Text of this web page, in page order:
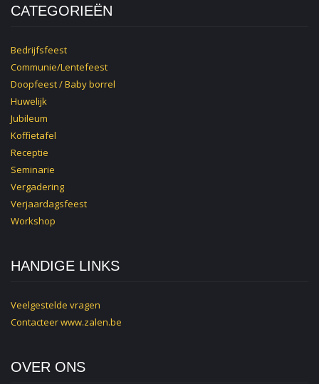
CATEGORIEËN
Bedrijfsfeest
Communie/Lentefeest
Doopfeest / Baby borrel
Huwelijk
Jubileum
Koffietafel
Receptie
Seminarie
Vergadering
Verjaardagsfeest
Workshop
HANDIGE LINKS
Veelgestelde vragen
Contacteerwww.zalen.be
OVER ONS